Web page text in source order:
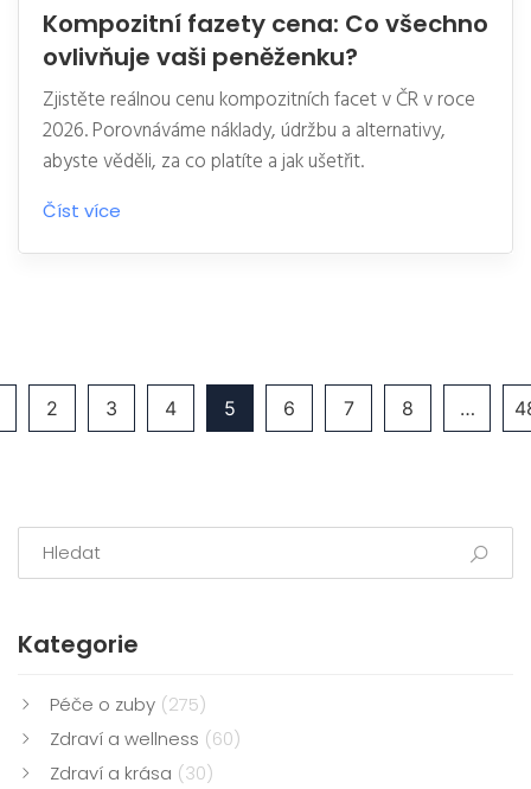
Kompozitní fazety cena: Co všechno
ovlivňuje vaši peněženku?
Zjistěte reálnou cenu kompozitních facet v ČR v roce
2026. Porovnáváme náklady, údržbu a alternativy,
abyste věděli, za co platíte a jak ušetřit.
Číst více
2 3 4 5 6 7 8 …
Kategorie
Péče o zuby (275)
Zdraví a wellness (60)
Zdraví a krása (30)